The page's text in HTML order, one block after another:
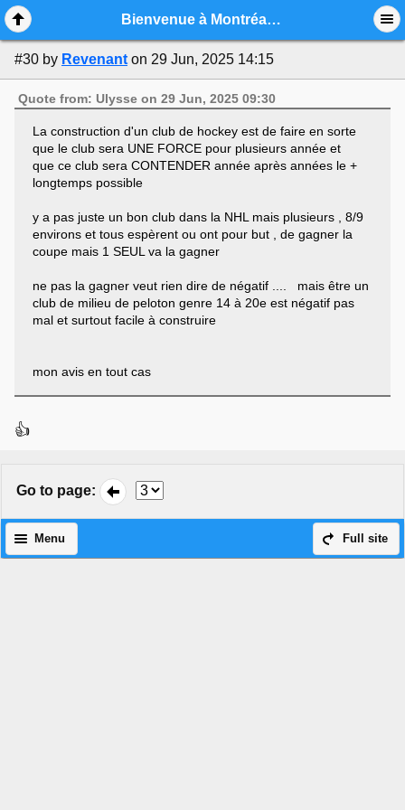
Bienvenue à Montréal Noah Dobson
#30 by Revenant on 29 Jun, 2025 14:15
Quote from: Ulysse on 29 Jun, 2025 09:30
La construction d'un club de hockey est de faire en sorte
que le club sera UNE FORCE pour plusieurs année et
que ce club sera CONTENDER année après années le +
longtemps possible
y a pas juste un bon club dans la NHL mais plusieurs , 8/9
environs et tous espèrent ou ont pour but , de gagner la
coupe mais 1 SEUL va la gagner
ne pas la gagner veut rien dire de négatif .... mais être un
club de milieu de peloton genre 14 à 20e est négatif pas
mal et surtout facile à construire
mon avis en tout cas
👍
Go to page:
Full site
Menu